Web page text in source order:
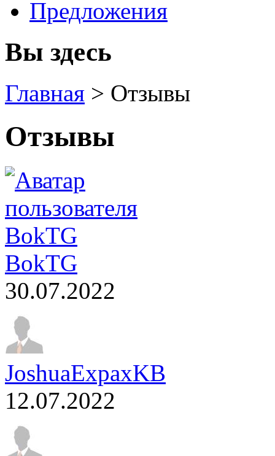
Предложения
Вы здесь
Главная > Отзывы
Отзывы
BokTG
30.07.2022
JoshuaExpaxKB
12.07.2022